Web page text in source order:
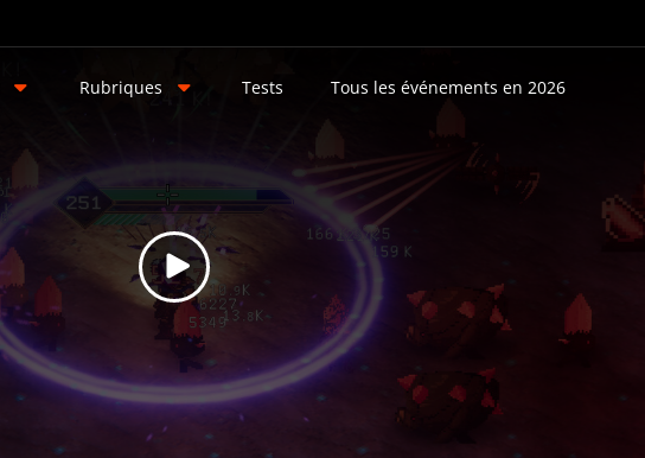
Rubriques Tests Tous les événements en 2026